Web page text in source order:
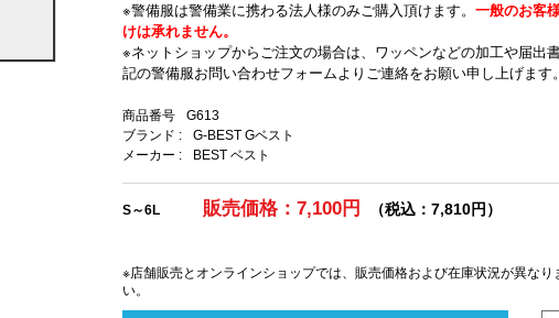
※警備服は警備業に携わる法人様のみご購入頂けます。 一般のお客
けは承れません。
※ネットショップからご注文の場合は、ワッペンなどの加工や届出
記の警備服お問い合わせフォームよりご連絡をお願い申し上げます。
商品番号
G613
ブランド :
G-BEST Gベスト
メーカー :
BEST ベスト
S～6L 販売価格：7,100円 （税込：7,810円）
※店舗販売とオンラインショップでは、販売価格および在庫状況が異なり
い。